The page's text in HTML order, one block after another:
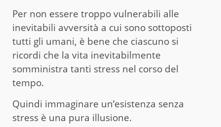
Per non essere troppo vulnerabili alle
inevitabili avversità a cui sono sottoposti
tutti gli umani, è bene che ciascuno si
ricordi che la vita inevitabilmente
somministra tanti stress nel corso del
tempo.
Quindi immaginare un’esistenza senza
stress è una pura illusione.